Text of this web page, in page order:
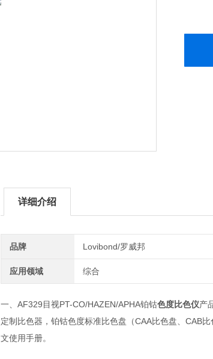
详细介绍
品牌 Lovibond/罗威邦
应用领域 综合
一、AF329目视PT-CO/HAZEN/APHA铂钴色度比色仪产
定制比色器，铂钴色度标准比色盘（CAA比色盘、CAB
文使用手册。